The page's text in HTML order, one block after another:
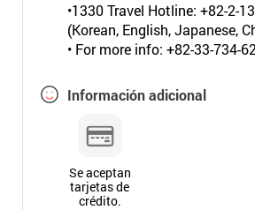
•1330 Travel Hotline: +82-2-
(Korean, English, Japanese,
• For more info: +82-33-734-
Información adicional
Se aceptan
tarjetas de
crédito.